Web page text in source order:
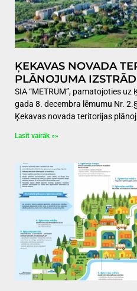
ĶEKAVAS NOVADA
PLĀNOJUMA
SIA “METRUM”, pamatojoties
gada 8. decembra lēmumu Nr.
Ķekavas novada teritorijas
Lasīt vairāk »»